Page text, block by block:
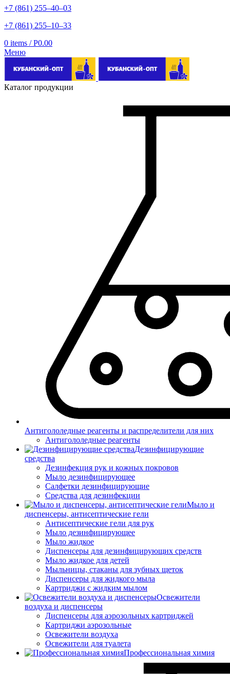
+7 (861) 255‒40‒03
+7 (861) 255‒10‒33
0 items / Р0.00
Меню
Каталог продукции
Антигололедные реагенты и распределители для них
Антигололедные реагенты
Дезинфицирующие
средства
Дезинфекция рук и кожных покровов
Мыло дезинфицирующее
Салфетки дезинфицирующие
Средства для дезинфекции
Мыло и
диспенсеры, антисептические гели
Антисептические гели для рук
Мыло дезинфицирующее
Мыло жидкое
Диспенсеры для дезинфицирующих средств
Мыло жидкое для детей
Мыльницы, стаканы для зубных щеток
Диспенсеры для жидкого мыла
Картриджи с жидким мылом
Освежители
воздуха и диспенсеры
Диспенсеры для аэрозольных картриджей
Картриджи аэрозольные
Освежители воздуха
Освежители для туалета
Профессиональная химия